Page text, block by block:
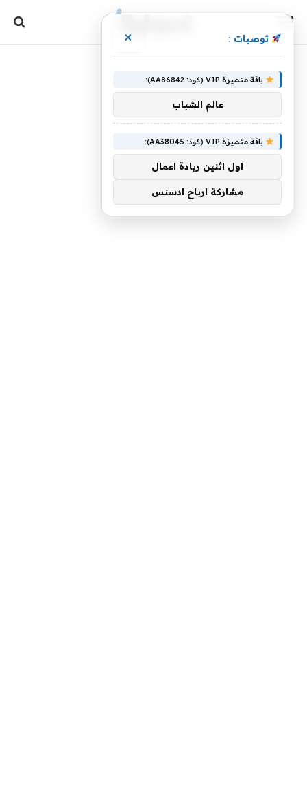
توصيات : ×
باقة متميزة VIP (كود: AA86842):
عالم الشباب
باقة متميزة VIP (كود: AA38045):
اول اثنين ريادة اعمال
مشاركة ارباح ادسنس